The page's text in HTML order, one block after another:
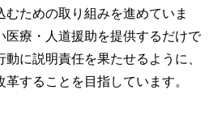
ための取り組みを進めていま
医療・人道援助を提供するだけで
に説明責任を果たせるように、
することを目指しています。